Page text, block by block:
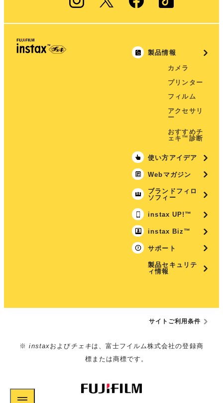
製品情報
カメラ
プリンター
フィルム
アクセサリ
ー
おすすめチ
ェキ™診断
使い方アイデア
Webマガジン
ブランドフィロ
ソフィー
instax UP!™
instax Biz™
サポート
製品セキュリテ
ィ情報
サイトご利用条件
※instaxおよびチェキは、富士フイルム株式会社の登録商
標または商標です。